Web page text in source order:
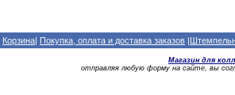
Корзина| Покупка, оплата и доставка заказов |
Магазин для
отправляя любую форму на сайте, вы